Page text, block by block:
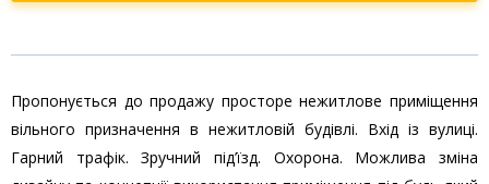
Пропонується до продажу просторе нежитлове приміщення
вільного призначення в нежитловій будівлі. Вхід із вулиці.
Гарний трафік. Зручний під’їзд. Охорона. Можлива зміна